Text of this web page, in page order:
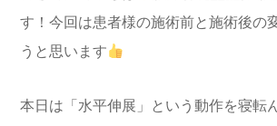
す！今回は患者様の施術前と施術後の
うと思います
本日は「水平伸展」という動作を寝転